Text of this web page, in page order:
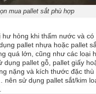
mua pallet sắt phù hợp
hư hỏng khi thấm nước và
pallet nhựa hoặc pallet
quá lớn, cũng như các loại
dụng pallet gỗ, pallet giấy
nặng và kích thước đặc
nên sử dụng pallet sắt/kim